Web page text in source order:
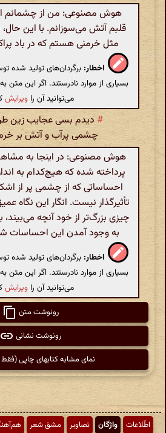
هوش مصنوعی: من از چشمانم
قلبم آتش می‌سوزانم. با این
مثل خرمنی هستم که در باد
اخطار: برگردان‌های تولید
بسیاری از موارد نادرستند. اگر این
می‌توانید آن را ویرایش
# دیدم بسی عجایب زین
چشمی پرآب و آتش بر
هوش مصنوعی: در اینجا به
پرداخته شده که هیچ‌کدام به
احساساتی که از چشمی پر از
تأثیرگذار نیست. انگار این نگاه
چیزی بزرگ‌تر از خود آنچه می‌بیند،
به وجود آمدن این احساسات
اخطار: برگردان‌های تولید
بسیاری از موارد نادرستند. اگر این
می‌توانید آن را ویرایش
رونوشت متن
رونوشت نشانی
نمای مشابه کتابهای چاپی (فقط
اطّلاعات واژگان تصاویر مشق شعر